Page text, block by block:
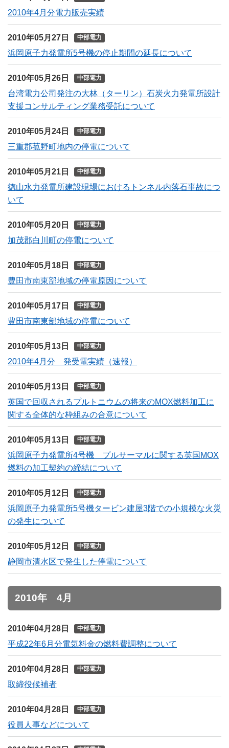
2010年4月分電力販売実績
2010年05月27日 中部電力
浜岡原子力発電所5号機の停止期間の延長について
2010年05月26日 中部電力
台湾電力公司発注の大林（ターリン）石炭火力発電所設計
支援コンサルティング業務受託について
2010年05月24日 中部電力
三重郡菰野町地内の停電について
2010年05月21日 中部電力
徳山水力発電所建設現場におけるトンネル内落石事故につ
いて
2010年05月20日 中部電力
加茂郡白川町の停電について
2010年05月18日 中部電力
豊田市南東部地域の停電原因について
2010年05月17日 中部電力
豊田市南東部地域の停電について
2010年05月13日 中部電力
2010年4月分 発受電実績（速報）
2010年05月13日 中部電力
英国で回収されるプルトニウムの将来のMOX燃料加工に
関する全体的な枠組みの合意について
2010年05月13日 中部電力
浜岡原子力発電所4号機 プルサーマルに関する英国MOX
燃料の加工契約の締結について
2010年05月12日 中部電力
浜岡原子力発電所5号機タービン建屋3階での小規模な火災
の発生について
2010年05月12日 中部電力
静岡市清水区で発生した停電について
2010年 4月
2010年04月28日 中部電力
平成22年6月分電気料金の燃料費調整について
2010年04月28日 中部電力
取締役候補者
2010年04月28日 中部電力
役員人事などについて